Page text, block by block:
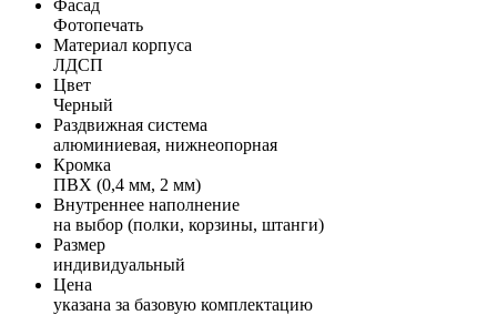
Фасад
Фотопечать
Материал корпуса
ЛДСП
Цвет
Черный
Раздвижная система
алюминиевая, нижнеопорная
Кромка
ПВХ (0,4 мм, 2 мм)
Внутреннее наполнение
на выбор (полки, корзины, штанги)
Размер
индивидуальный
Цена
указана за базовую комплектацию